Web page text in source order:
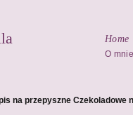
Home
O mnie
na przepyszne